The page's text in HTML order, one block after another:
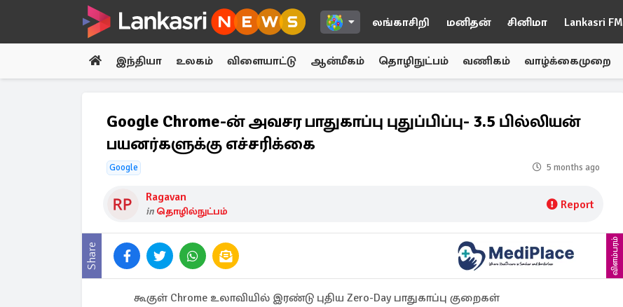
லங்காசிறி மனிதன் சினிமா Lankasri FM
இந்தியா உலகம் விளையாட்டு ஆன்மீகம் தொழிநுட்பம் வணிகம் வாழ்க்கைமுறை
Google Chrome-ன் அவசர பாதுகாப்பு புதுப்பிப்பு- 3.5 பில்லியன்
பயனர்களுக்கு எச்சரிக்கை
Google 5 months ago
Ragavan
in தொழில்நுட்பம் Report
Share விளம்பரம்
கூகுள் Chrome உலாவியில் இரண்டு புதிய Zero-Day பாதுகாப்பு குறைகள்